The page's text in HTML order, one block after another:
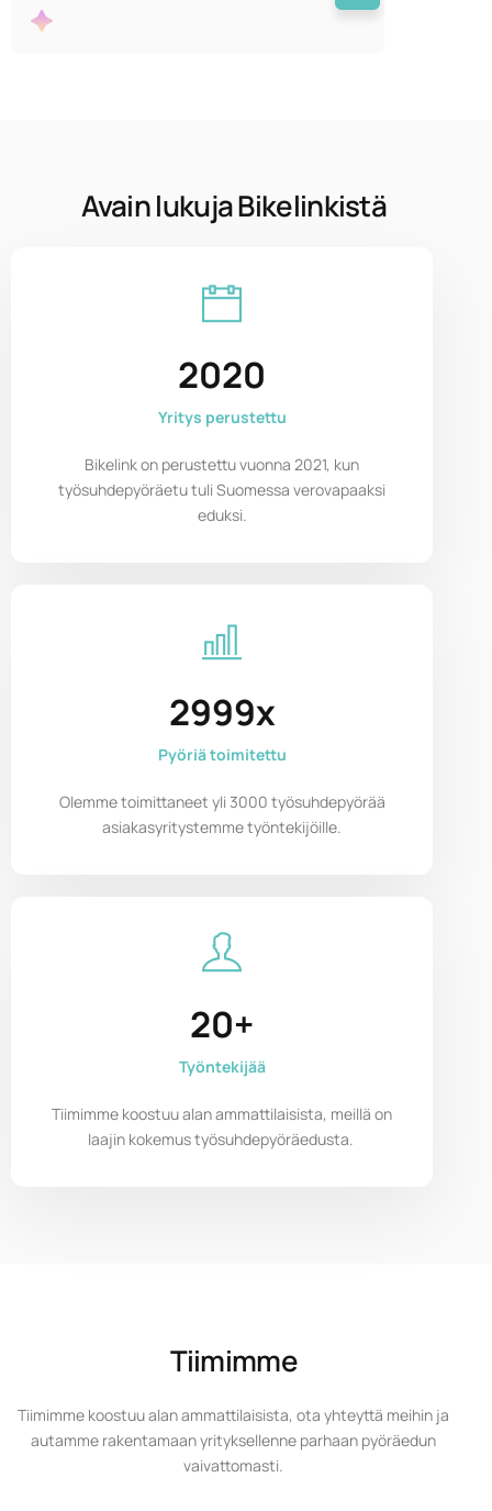
Avain lukuja Bikelinkistä
2021
Yritys perustettu
Bikelink on perustettu vuonna 2021, kun
työsuhdepyöräetu tuli Suomessa verovapaaksi
eduksi.
3000x
Pyöriä toimitettu
Olemme toimittaneet yli 3000 työsuhdepyörää
asiakasyritystemme työntekijöille.
20+
Työntekijää
Tiimimme koostuu alan ammattilaisista, meillä on
laajin kokemus työsuhdepyöräedusta.
Tiimimme
Tiimimme koostuu alan ammattilaisista, ota yhteyttä meihin ja
autamme rakentamaan yrityksellenne parhaan pyöräedun
vaivattomasti.